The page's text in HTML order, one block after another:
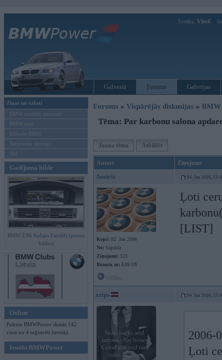
Sveiks, Viesi!
Galvenā Forums Galerijas
Ziņas un raksti
BMW modeļu jaunumi
BMW testi
Mēneša BMW
Sērijveida tūnings
Vel...
Gadījuma bilde
BMW E90 Sedans Facelift (preses
bildes)
Online
Pašreiz BMWPower skatās 142
viesi un 4 reģistrēti lietotāji.
Ienākt BMWPower
Forums » Vispārējās diskusijas » BMW
Tēma: Par karbonu salona
Jauna tēma Atbildēt
Autors Ziņojums
Austris 04. Jan 2006,
Kopš: 02. Jan 2006
No: Sigulda
Ziņojumi: 123
Braucu ar: E39-V8
Ļoti
[LIST]
zzips 04. Jan 2006,
2006-
Ļoti